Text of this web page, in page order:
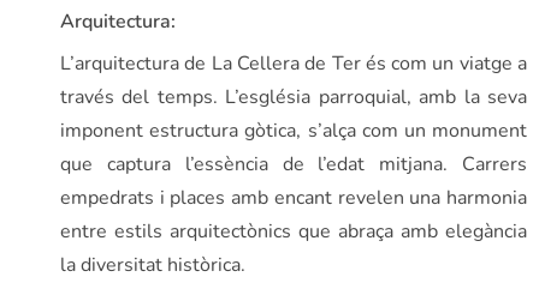
Arquitectura:
L’arquitectura de La Cellera de Ter és com un viatge a
través del temps. L’església parroquial, amb la seva
imponent estructura gòtica, s’alça com un monument
que captura l’essència de l’edat mitjana. Carrers
empedrats i places amb encant revelen una harmonia
entre estils arquitectònics que abraça amb elegància
la diversitat històrica.